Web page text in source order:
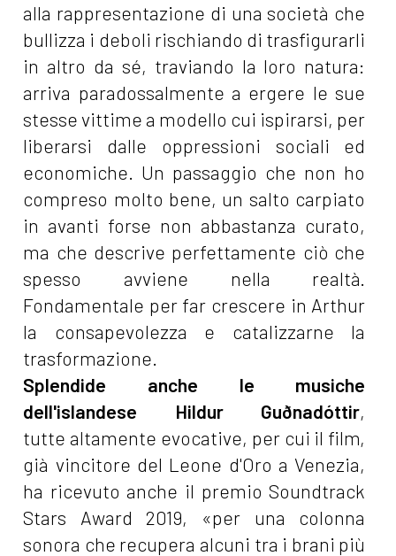
alla rappresentazione di una società che
bullizza i deboli rischiando di trasfigurarli
in altro da sé, traviando la loro natura:
arriva paradossalmente a ergere le sue
stesse vittime a modello cui ispirarsi, per
liberarsi dalle oppressioni sociali ed
economiche. Un passaggio che non ho
compreso molto bene, un salto carpiato
in avanti forse non abbastanza curato,
ma che descrive perfettamente ciò che
spesso avviene nella realtà.
Fondamentale per far crescere in Arthur
la consapevolezza e catalizzarne la
trasformazione.
Splendide anche le musiche
dell'islandese Hildur Guðnadóttir,
tutte altamente evocative, per cui il film,
già vincitore del Leone d'Oro a Venezia,
ha ricevuto anche il premio Soundtrack
Stars Award 2019, «per una colonna
sonora che recupera alcuni tra i brani più